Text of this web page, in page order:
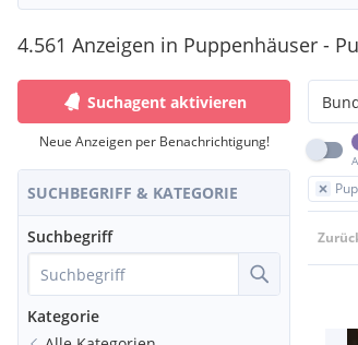
4.561 Anzeigen in Puppenhäuser -
Suchagent aktivieren
Neue Anzeigen per Benachrichtigung!
SUCHBEGRIFF & KATEGORIE
Suchbegriff
Kategorie